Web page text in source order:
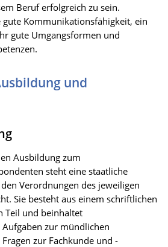
Beruf erfolgreich zu sein.
Kommunikationsfähigkeit, ein
gute Umgangsformen und
und
Ausbildung zum
steht eine staatliche
Verordnungen des jeweiligen
Sie besteht aus einem schriftlichen
Teil und beinhaltet
zur mündlichen
zur Fachkunde und -